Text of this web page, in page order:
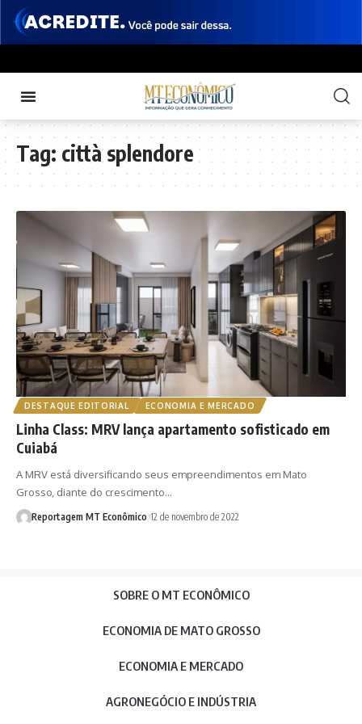
Tag: città splendore
DESTAQUE EDITORIAL ECONOMIA E MERCADO
Linha Class: MRV lança apartamento sofisticado em
Cuiabá
A MRV está diversificando seus empreendimentos em Mato
Grosso, diante do crescimento…
Reportagem MT Econômico 12 de novembro de 2022
SOBRE O MT ECONÔMICO
ECONOMIA DE MATO GROSSO
ECONOMIA E MERCADO
AGRONEGÓCIO E INDÚSTRIA